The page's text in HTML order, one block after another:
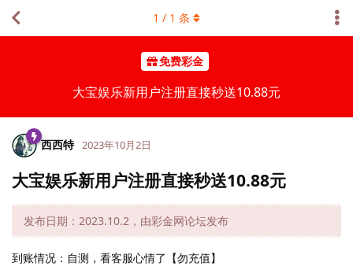
免费彩金
大宝娱乐新用户注册直接秒送10.88元
1 / 1 条
西西特 2023年10月2日
大宝娱乐新用户注册直接秒送10.88元
发布日期：2023.10.2，由彩金网论坛发布
到账情况：自测，看客服心情了【勿充值】